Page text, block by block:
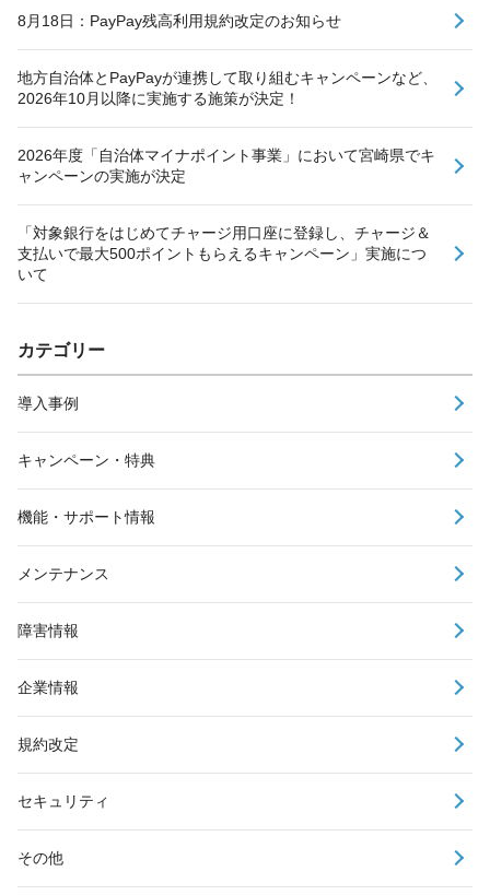
8月18日：PayPay残高利用規約改定のお知らせ
地方自治体とPayPayが連携して取り組むキャンペーンなど、
2026年10月以降に実施する施策が決定！
2026年度「自治体マイナポイント事業」において宮崎県でキ
ャンペーンの実施が決定
「対象銀行をはじめてチャージ用口座に登録し、チャージ＆
支払いで最大500ポイントもらえるキャンペーン」実施につ
いて
カテゴリー
導入事例
キャンペーン・特典
機能・サポート情報
メンテナンス
障害情報
企業情報
規約改定
セキュリティ
その他